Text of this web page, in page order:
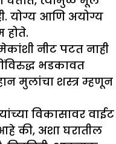
योग्य आणि अयोग्य
होते.
नीट पटत नाही
भडकावत
मुलांचा शस्त्र म्हणून
विकासावर वाईट
की, अशा घरातील